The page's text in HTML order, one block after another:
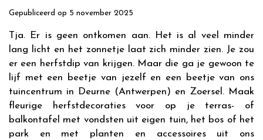
Gepubliceerd op 5 november 2025
Tja. Er is geen ontkomen aan. Het is al veel minder
lang licht en het zonnetje laat zich minder zien. Je zou
er een herfstdip van krijgen. Maar die ga je gewoon te
lijf met een beetje van jezelf en een beetje van ons
tuincentrum in Deurne (Antwerpen) en Zoersel. Maak
fleurige herfstdecoraties voor op je terras- of
balkontafel met vondsten uit eigen tuin, het bos of het
park en met planten en accessoires uit ons